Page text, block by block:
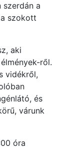
szerdán a
szokott
aki
ről.
vidékről,
és
várunk
óra